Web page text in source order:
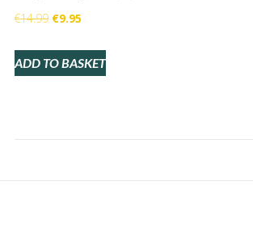
€14.99 Original
was:
€9.95Current
is:
ADD TO BASKET